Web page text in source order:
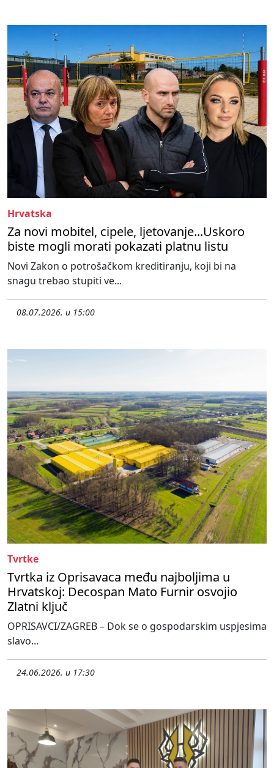
Hrvatska
Za novi mobitel, cipele, ljetovanje...Uskoro
biste mogli morati pokazati platnu listu
Novi Zakon o potrošačkom kreditiranju, koji bi na
snagu trebao stupiti ve...
08.07.2026. u 15:00
Tvrtke
Tvrtka iz Oprisavaca među najboljima u
Hrvatskoj: Decospan Mato Furnir osvojio
Zlatni ključ
OPRISAVCI/ZAGREB – Dok se o gospodarskim uspjesima
slavo...
24.06.2026. u 17:30